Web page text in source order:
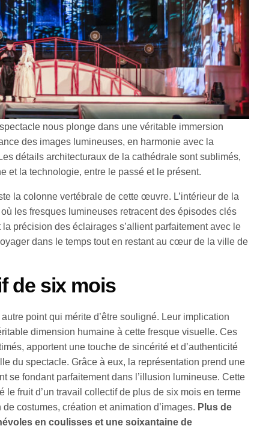
nous plonge dans une véritable immersion
des images lumineuses, en harmonie avec la
détails architecturaux de la cathédrale sont sublimés,
et la technologie, entre le passé et le présent.
la colonne vertébrale de cette œuvre. L’intérieur de la
les fresques lumineuses retracent des épisodes clés
la précision des éclairages s’allient parfaitement avec le
dans le temps tout en restant au cœur de la ville de
de six mois
point qui mérite d’être souligné. Leur implication
dimension humaine à cette fresque visuelle. Ces
apportent une touche de sincérité et d’authenticité
du spectacle. Grâce à eux, la représentation prend une
se fondant parfaitement dans l’illusion lumineuse. Cette
le fruit d’un travail collectif de plus de six mois en terme
costumes, création et animation d’images. Plus de
en coulisses et une soixantaine de